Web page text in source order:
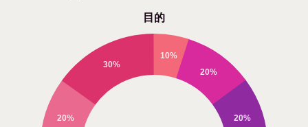
目的
20%
30%
10%
20%
20%